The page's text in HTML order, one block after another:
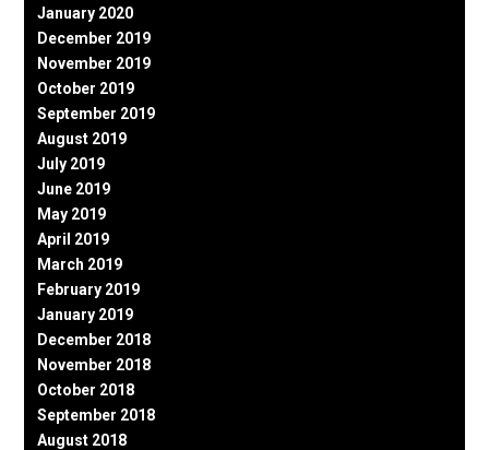
January 2020
December 2019
November 2019
October 2019
September 2019
August 2019
July 2019
June 2019
May 2019
April 2019
March 2019
February 2019
January 2019
December 2018
November 2018
October 2018
September 2018
August 2018